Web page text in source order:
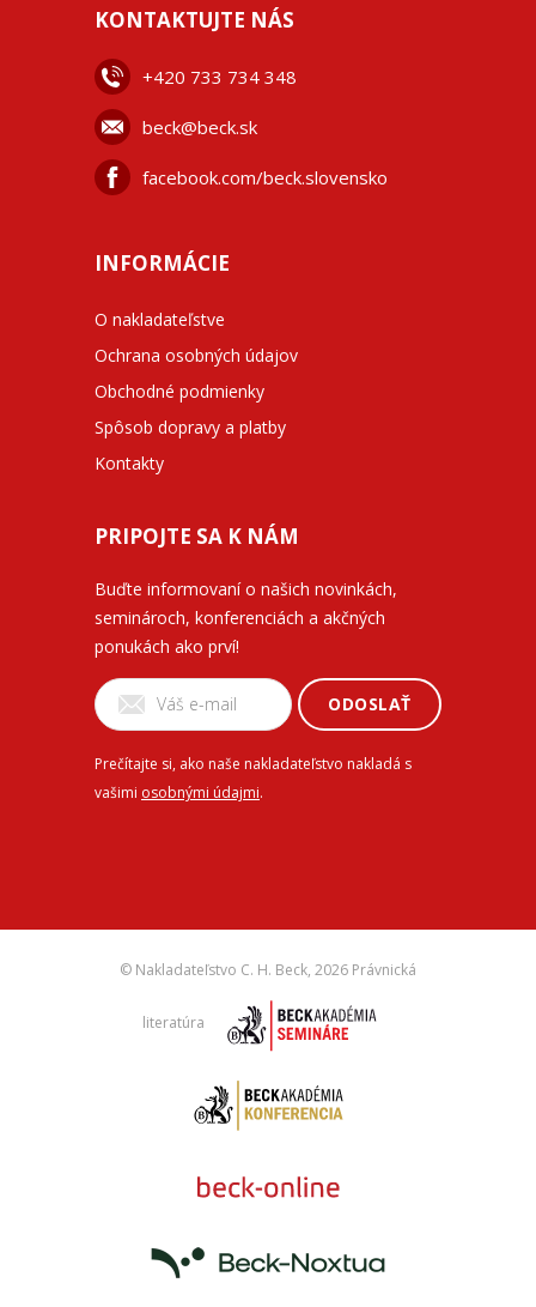
KONTAKTUJTE NÁS
+420 733 734 348
beck@beck.sk
facebook.com/beck.slovensko
INFORMÁCIE
O nakladateľstve
Ochrana osobných údajov
Obchodné podmienky
Spôsob dopravy a platby
Kontakty
PRIPOJTE SA K NÁM
Buďte informovaní o našich novinkách,
seminároch, konferenciách a akčných
ponukách ako prví!
ODOSLAŤ
Prečítajte si, ako naše nakladateľstvo nakladá s
vašimi osobnými údajmi.
© Nakladateľstvo C. H. Beck, 2026 Právnická
literatúra